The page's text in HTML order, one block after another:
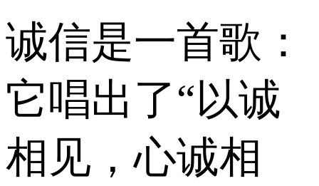
诚信是一首歌：
它唱出了“以诚
相见，心诚相